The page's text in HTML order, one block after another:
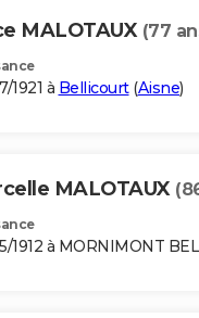
MALOTAUX (77
1921 à Bellicourt(Aisne)
MALOTAUX
1912 à MORNIMONT